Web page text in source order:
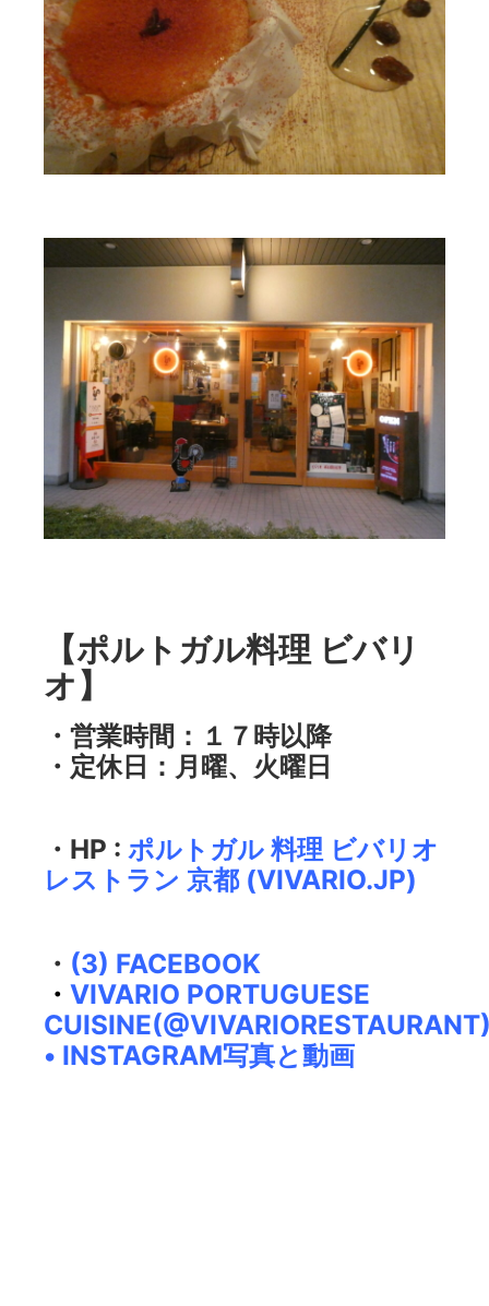
【ポルトガル料理 ビバリ
オ】
・営業時間：１７時以降
・定休日：月曜、火曜日
・HP : ポルトガル 料理 ビバリオ
レストラン 京都 (VIVARIO.JP)
・ (3) FACEBOOK
・ VIVARIO PORTUGUESE
• INSTAGRAM写真と動画